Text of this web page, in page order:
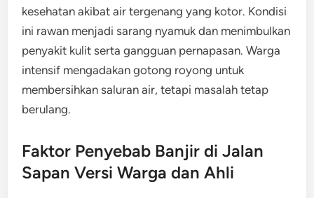
kesehatan akibat air tergenang yang kotor. Kondisi
ini rawan menjadi sarang nyamuk dan menimbulkan
penyakit kulit serta gangguan pernapasan. Warga
intensif mengadakan gotong royong untuk
membersihkan saluran air, tetapi masalah tetap
berulang.
Faktor Penyebab Banjir di Jalan
Sapan Versi Warga dan Ahli